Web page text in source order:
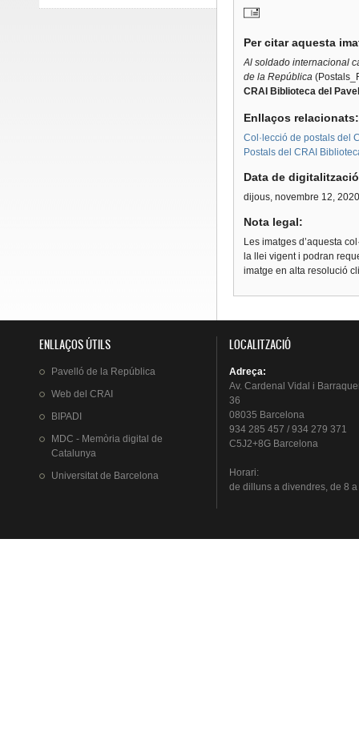
Per citar aquesta
Al soldado internacional
de la República
CRAI Biblioteca del
Enllaços
Col·lecció de postals del
Postals del CRAI
Data de
dijous, novembre 12, 2020
Nota legal:
Les imatges d’aquesta
la llei vigent i podran
imatge en alta resolució
ENLLAÇOS ÚTILS
Pavelló de la República
Web del CRAI
BIPADI
MDC - Memòria digital de
Catalunya
Universitat de Barcelona
LOCALITZACIÓ
Adreça:
Av. Cardenal Vidal i
36
08035 Barcelona
934 285 457 / 934 279 371
C5J2+8G Barcelona
Horari:
de dillunsa divendres, de 8